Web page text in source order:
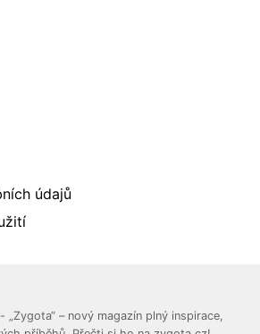
údajů
– nový magazín plný inspirace,